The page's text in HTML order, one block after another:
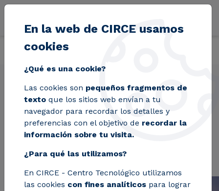
Pasar al contenido principal
Proyectos
FABRIC
En la web de CIRCE usamos
cookies
¿Qué es una cookie?
Las cookies son pequeños fragmentos de
texto que los sitios web envían a tu
navegador para recordar los detalles y
preferencias con el objetivo de recordar la
información sobre tu visita.
¿Para qué las utilizamos?
En CIRCE - Centro Tecnológico utilizamos
las cookies con fines analíticos para lograr